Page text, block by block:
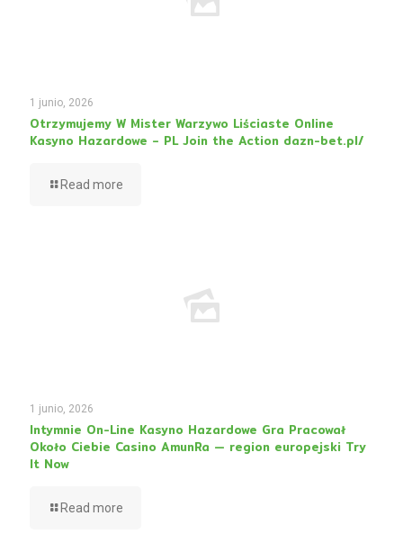
1 junio, 2026
Otrzymujemy W Mister Warzywo Liściaste Online
Kasyno Hazardowe – PL Join the Action dazn-bet.pl/
Read more
1 junio, 2026
Intymnie On-Line Kasyno Hazardowe Gra Pracował
Około Ciebie Casino AmunRa — region europejski Try
It Now
Read more